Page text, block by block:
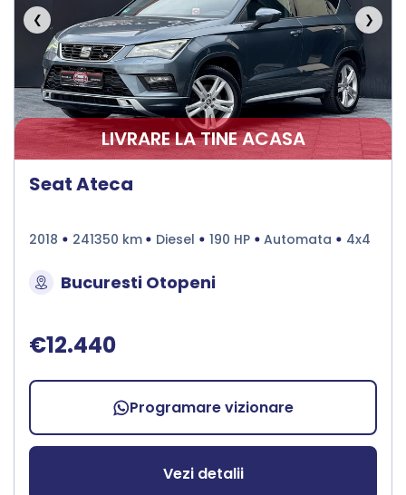
❮ ❯
LIVRARE LA TINE ACASA
Seat Ateca
2018 241350 km Diesel 190 HP Automata 4x4
Bucuresti Otopeni
€12.440
Programare vizionare
Vezi detalii